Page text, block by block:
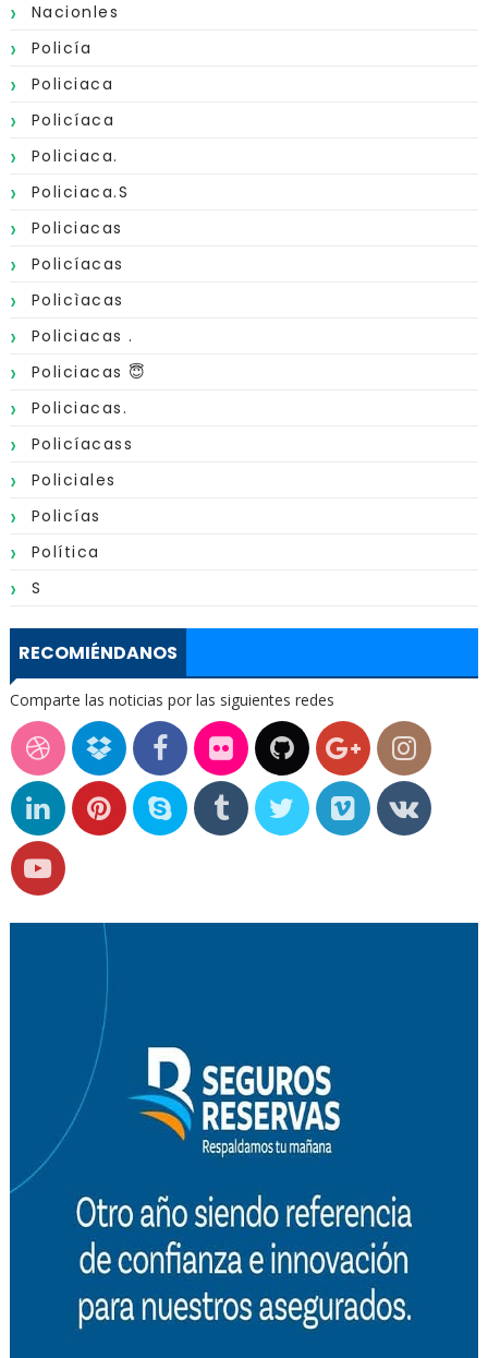
Nacionles
Policía
Policiaca
Policíaca
Policiaca.
Policiaca.s
Policiacas
Policíacas
Policìacas
Policiacas .
Policiacas 😇
Policiacas.
Policíacass
Policiales
Policías
Política
S
RECOMIÉNDANOS
Comparte las noticias por las siguientes redes